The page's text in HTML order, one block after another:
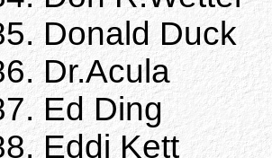
Donald Duck
Dr.Acula
Ed Ding
Eddi Kett